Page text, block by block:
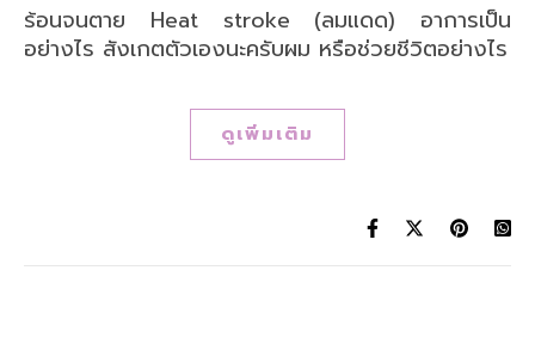
ร้อนจนตาย Heat stroke (ลมแดด) อาการเป็น
อย่างไร สังเกตตัวเองนะครับผม หรือช่วยชีวิตอย่างไร
ดูเพิ่มเติม